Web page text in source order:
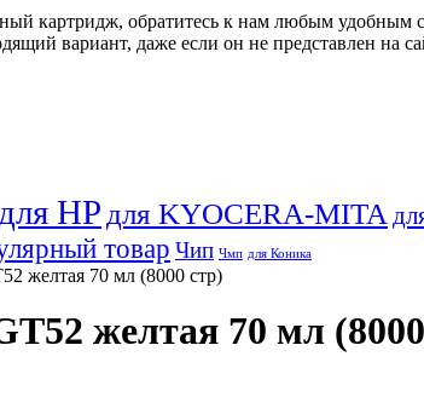
картридж, обратитесь к нам любым удобным
вариант, даже если он не представлен на
для HP для KYOCERA-MITA
товар Чип Чмп для Коника
желтая 70 мл (8000 стр)
желтая 70 мл